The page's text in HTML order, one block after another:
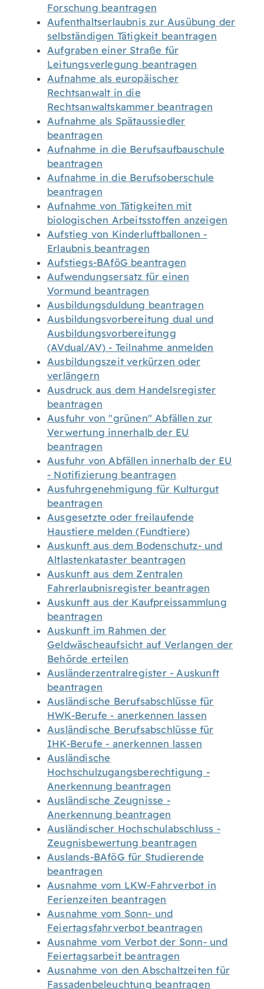
Forschung beantragen
Aufenthaltserlaubnis zur Ausübung der
selbständigen Tätigkeit beantragen
Aufgraben einer Straße für
Leitungsverlegung beantragen
Aufnahme als europäischer
Rechtsanwalt in die
Rechtsanwaltskammer beantragen
Aufnahme als Spätaussiedler
beantragen
Aufnahme in die Berufsaufbauschule
beantragen
Aufnahme in die Berufsoberschule
beantragen
Aufnahme von Tätigkeiten mit
biologischen Arbeitsstoffen anzeigen
Aufstieg von Kinderluftballonen -
Erlaubnis beantragen
Aufstiegs-BAföG beantragen
Aufwendungsersatz für einen
Vormund beantragen
Ausbildungsduldung beantragen
Ausbildungsvorbereitung dual und
Ausbildungsvorbereitungg
(AVdual/AV) - Teilnahme anmelden
Ausbildungszeit verkürzen oder
verlängern
Ausdruck aus dem Handelsregister
beantragen
Ausfuhr von "grünen" Abfällen zur
Verwertung innerhalb der EU
beantragen
Ausfuhr von Abfällen innerhalb der EU
- Notifizierung beantragen
Ausfuhrgenehmigung für Kulturgut
beantragen
Ausgesetzte oder freilaufende
Haustiere melden (Fundtiere)
Auskunft aus dem Bodenschutz- und
Altlastenkataster beantragen
Auskunft aus dem Zentralen
Fahrerlaubnisregister beantragen
Auskunft aus der Kaufpreissammlung
beantragen
Auskunft im Rahmen der
Geldwäscheaufsicht auf Verlangen der
Behörde erteilen
Ausländerzentralregister - Auskunft
beantragen
Ausländische Berufsabschlüsse für
HWK-Berufe - anerkennen lassen
Ausländische Berufsabschlüsse für
IHK-Berufe - anerkennen lassen
Ausländische
Hochschulzugangsberechtigung -
Anerkennung beantragen
Ausländische Zeugnisse -
Anerkennung beantragen
Ausländischer Hochschulabschluss -
Zeugnisbewertung beantragen
Auslands-BAföG für Studierende
beantragen
Ausnahme vom LKW-Fahrverbot in
Ferienzeiten beantragen
Ausnahme vom Sonn- und
Feiertagsfahrverbot beantragen
Ausnahme vom Verbot der Sonn- und
Feiertagsarbeit beantragen
Ausnahme von den Abschaltzeiten für
Fassadenbeleuchtung beantragen